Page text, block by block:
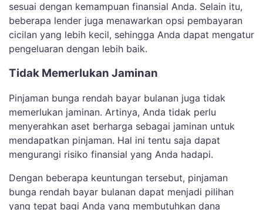
sesuai dengan kemampuan finansial Anda. Selain itu,
beberapa lender juga menawarkan opsi pembayaran
cicilan yang lebih kecil, sehingga Anda dapat mengatur
pengeluaran dengan lebih baik.
Tidak Memerlukan Jaminan
Pinjaman bunga rendah bayar bulanan juga tidak
memerlukan jaminan. Artinya, Anda tidak perlu
menyerahkan aset berharga sebagai jaminan untuk
mendapatkan pinjaman. Hal ini tentu saja dapat
mengurangi risiko finansial yang Anda hadapi.
Dengan beberapa keuntungan tersebut, pinjaman
bunga rendah bayar bulanan dapat menjadi pilihan
yang tepat bagi Anda yang membutuhkan dana